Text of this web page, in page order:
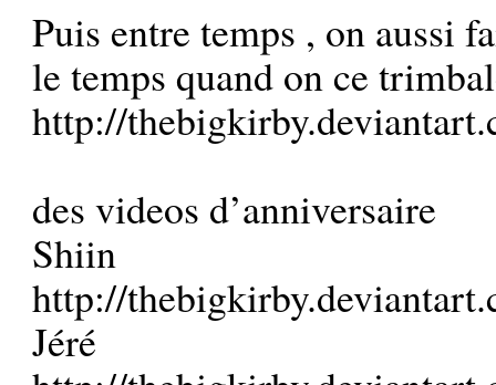
Puis entre temps , on aussi
le temps quand on ce
http://
des videos d’anniversaire
Shiin
http://
Jéré